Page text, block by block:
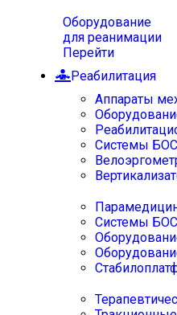
Оборудование
для реанимации
Перейти
Реабилитация
Аппараты
Системы
Системы